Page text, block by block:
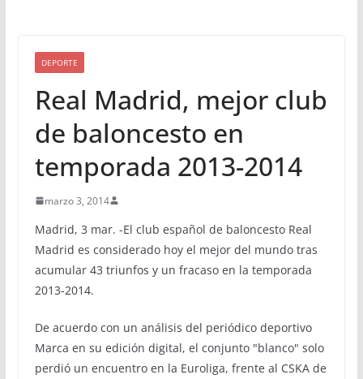
DEPORTE
Real Madrid, mejor club
de baloncesto en
temporada 2013-2014
marzo 3, 2014
Madrid, 3 mar. -El club español de baloncesto Real
Madrid es considerado hoy el mejor del mundo tras
acumular 43 triunfos y un fracaso en la temporada
2013-2014.
De acuerdo con un análisis del periódico deportivo
Marca en su edición digital, el conjunto "blanco" solo
perdió un encuentro en la Euroliga, frente al CSKA de